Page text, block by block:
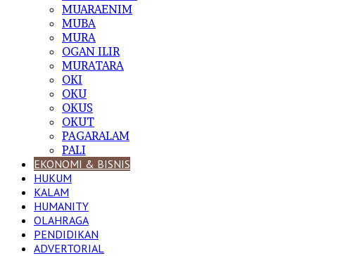
MUARAENIM
MUBA
MURA
OGAN ILIR
MURATARA
OKI
OKU
OKUS
OKUT
PAGARALAM
PALI
EKONOMI & BISNIS
HUKUM
KALAM
HUMANITY
OLAHRAGA
PENDIDIKAN
ADVERTORIAL